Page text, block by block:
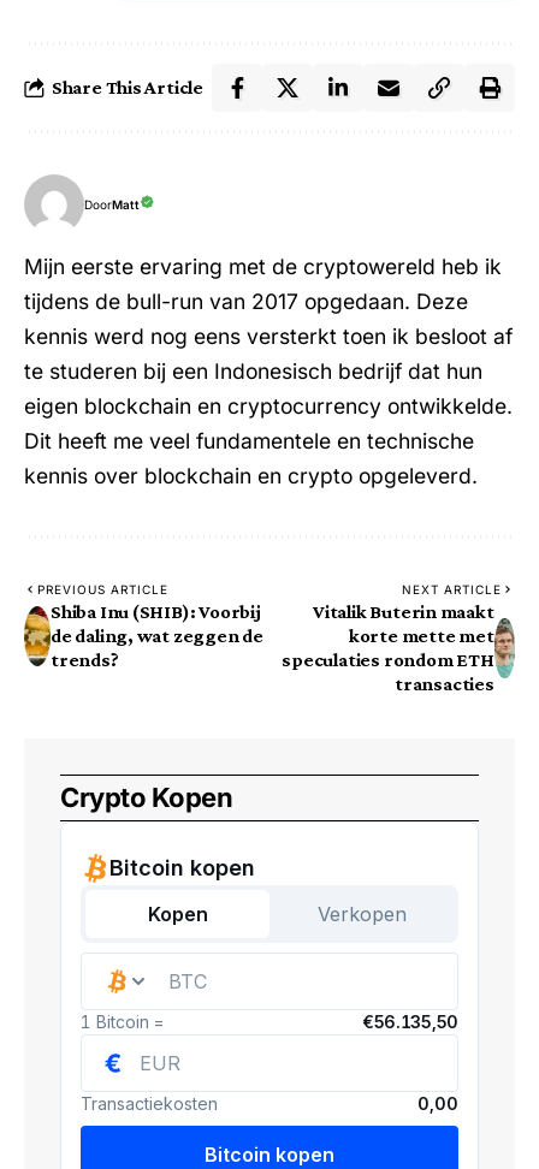
Share This Article
DoorMatt
Mijn eerste ervaring met de cryptowereld heb ik
tijdens de bull-run van 2017 opgedaan. Deze
kennis werd nog eens versterkt toen ik besloot af
te studeren bij een Indonesisch bedrijf dat hun
eigen blockchain en cryptocurrency ontwikkelde.
Dit heeft me veel fundamentele en technische
kennis over blockchain en crypto opgeleverd.
PREVIOUS ARTICLE
Shiba Inu (SHIB): Voorbij
de daling, wat zeggen de
trends?
NEXT ARTICLE
Vitalik Buterin maakt
korte mette met
speculaties rondom ETH
transacties
Crypto Kopen